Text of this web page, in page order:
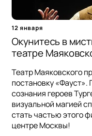
12 января
Окунитесь в
театре
Театр Маяковского
постановку «Фауст».
сознания героев
визуальной магией
стать частью этого
центре Москвы!